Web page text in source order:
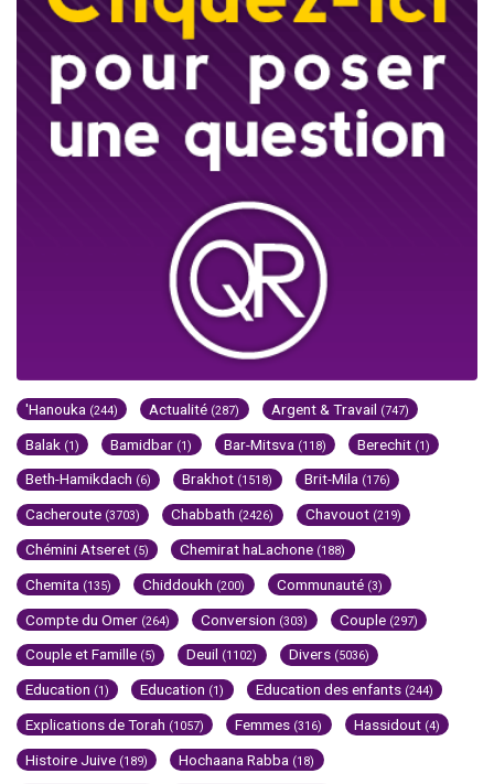
'Hanouka (244) Actualité (287) Argent & Travail (747)
Balak (1) Bamidbar (1) Bar-Mitsva (118) Berechit (1)
Beth-Hamikdach (6) Brakhot (1518) Brit-Mila (176)
Cacheroute (3703) Chabbath (2426) Chavouot (219)
Chémini Atseret (5) Chemirat haLachone (188)
Chemita (135) Chiddoukh (200) Communauté (3)
Compte du Omer (264) Conversion (303) Couple (297)
Couple et Famille (5) Deuil (1102) Divers (5036)
Education (1) Education (1) Education des enfants (244)
Explications de Torah (1057) Femmes (316) Hassidout (4)
Histoire Juive (189) Hochaana Rabba (18)